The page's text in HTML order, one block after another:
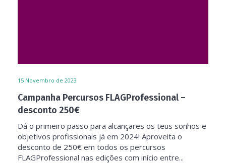
15 Novembro de 2023
Campanha Percursos FLAGProfessional –
desconto 250€
Dá o primeiro passo para alcançares os teus sonhos e
objetivos profissionais já em 2024! Aproveita o
desconto de 250€ em todos os percursos
FLAGProfessional nas edições com início entre...